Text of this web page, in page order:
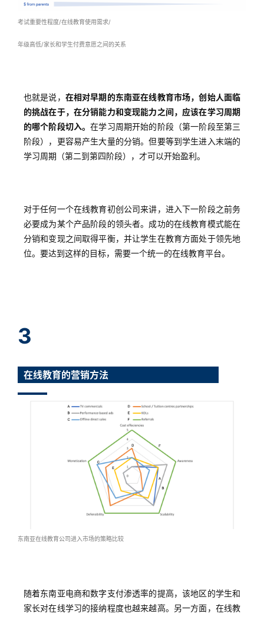
首
页
分
考试重要性程度/在线教育使用需求/
年级高低/家长和学生付费意愿之间的关系
也就是说， 在相对早期的东南亚在线教育市场，创始人面临
的挑战在于，在分销能力和变现能力之间，应该在学习周期
的哪个阶段切入。在学习周期开始的阶段（第一阶段至第三
阶段），更容易产生大量的分销。但要等到学生进入末端的
学习周期（第二到第四阶段），才可以开始盈利。
对于任何一个在线教育初创公司来讲，进入下一阶段之前务
必要成为某个产品阶段的领头者。成功的在线教育模式能在
分销和变现之间取得平衡，并让学生在教育方面处于领先地
位。要达到这样的目标，需要一个统一的在线教育平台。
3
在线教育的营销方法
东南亚在线教育公司进入市场的策略比较
随着东南亚电商和数字支付渗透率的提高，该地区的学生和
家长对在线学习的接纳程度也越来越高。另一方面，在线教